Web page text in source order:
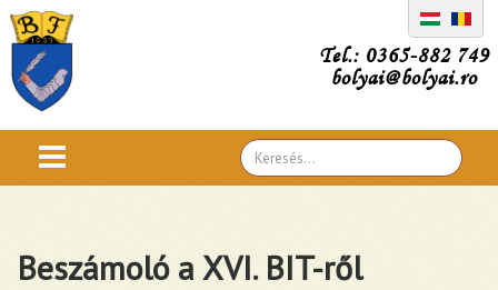
Tel.: 0365-882 749
bolyai@bolyai.ro
Search
...
Beszámoló a XVI. BIT-ről